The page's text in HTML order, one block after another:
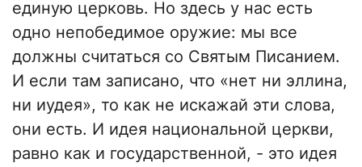
единую церковь. Но здесь у нас есть
одно непобедимое оружие: мы все
должны считаться со Святым Писанием.
И если там записано, что «нет ни эллина,
ни иудея», то как не искажай эти слова,
они есть. И идея национальной церкви,
равно как и государственной, - это идея